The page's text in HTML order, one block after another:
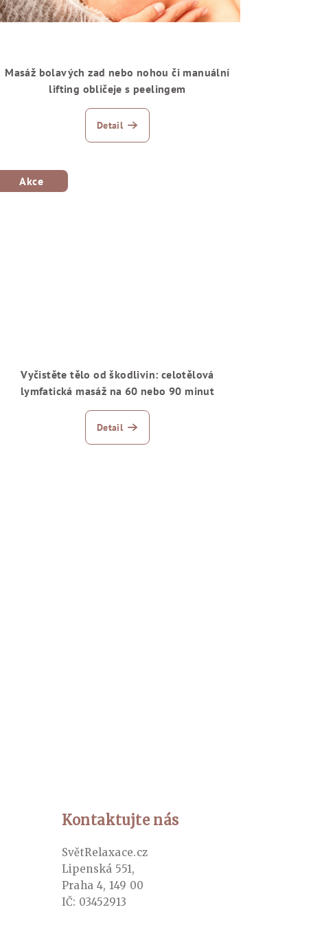
Masáž bolavých zad nebo nohou či manuální
lifting obličeje s peelingem
Detail
Akce
Vyčistěte tělo od škodlivin: celotělová
lymfatická masáž na 60 nebo 90 minut
Detail
Kontaktujte nás
SvětRelaxace.cz
Lipenská 551,
Praha 4, 149 00
IČ: 03452913